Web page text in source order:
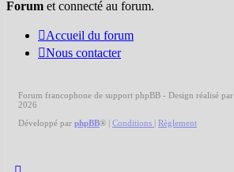
Forum et connecté au forum.
Accueil du forum
Nous contacter
Forum francophone de support phpBB - Design réalisé par
2026
Développé par phpBB® Conditions Règlement